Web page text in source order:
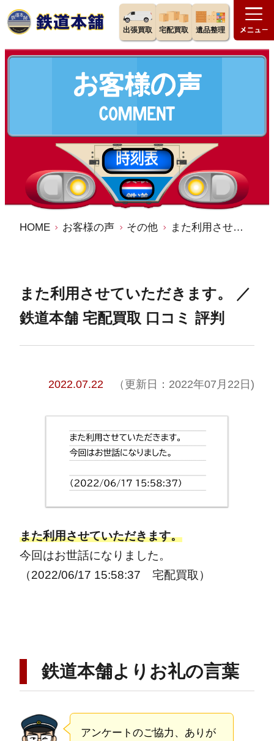
出張買取 宅配買取 遺品整理
HOME お客様の声 その他 また利用させていただきます。 ／鉄道本舗 宅配買取 口コミ 評判
また利用させていただきます。 ／
鉄道本舗 宅配買取 口コミ 評判
2022.07.22 （更新日：2022年07月22日)
また利用させていただきます。
今回はお世話になりました。
（2022/06/17 15:58:37 宅配買取）
鉄道本舗よりお礼の言葉
アンケートのご協力、ありが